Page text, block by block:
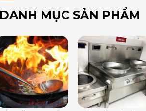
DANH MỤC SẢN PHẨM